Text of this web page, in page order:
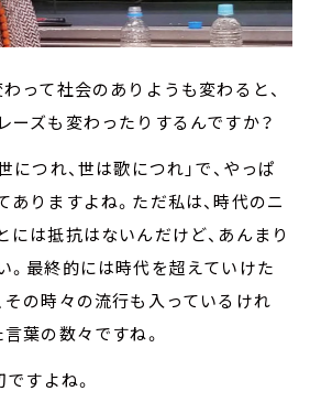
って社会のありようも変わると、
ーズも変わったりするんですか？
につれ、世は歌につれ」で、やっぱ
ありますよね。ただ私は、時代のニ
には抵抗はないんだけど、あんまり
。最終的には時代を超えていけた
その時々の流行も入っているけれ
葉の数々ですね。
すよね。